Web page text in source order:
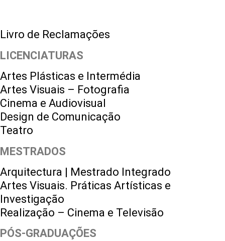
Livro de Reclamações
LICENCIATURAS
Artes Plásticas e Intermédia
Artes Visuais – Fotografia
Cinema e Audiovisual
Design de Comunicação
Teatro
MESTRADOS
Arquitectura | Mestrado Integrado
Artes Visuais. Práticas Artísticas e
Investigação
Realização – Cinema e Televisão
PÓS-GRADUAÇÕES